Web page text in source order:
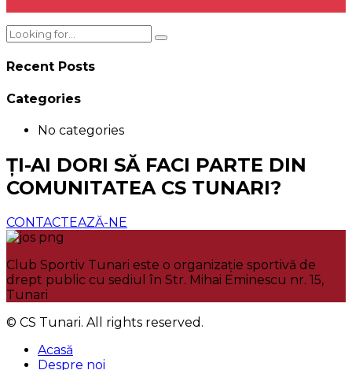
Recent Posts
Categories
No categories
ȚI-AI DORI SĂ FACI PARTE DIN
COMUNITATEA CS TUNARI?
CONTACTEAZĂ-NE
Club Sportiv Tunari este o organizație sportivă de
drept public cu sediul în Str. Mihai Eminescu nr. 15,
Tunari
© CS Tunari. All rights reserved.
Acasă
Despre noi